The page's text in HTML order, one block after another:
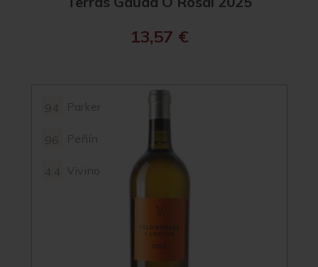
13,57 €
Parker
Peñín
Vivino